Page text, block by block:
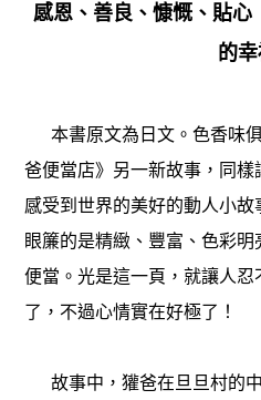
感恩、善良、慷慨、貼
的
本書原文為日文。色香味
爸便當店》另一新故事，同樣
感受到世界的美好的動人小
眼簾的是精緻、豐富、色彩
便當。光是這一頁，就讓人
了，不過心情實在好極了！
故事中，獾爸在旦旦村的中